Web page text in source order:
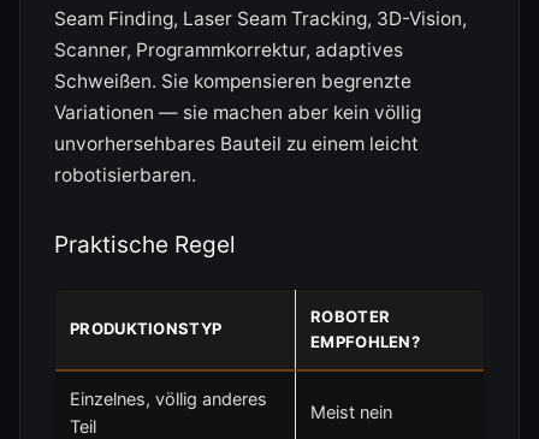
Seam Finding, Laser Seam Tracking, 3D-Vision,
Scanner, Programmkorrektur, adaptives
Schweißen. Sie kompensieren begrenzte
Variationen — sie machen aber kein völlig
unvorhersehbares Bauteil zu einem leicht
robotisierbaren.
Praktische Regel
PRODUKTIONSTYP
ROBOTER
EMPFOHLEN?
Einzelnes, völlig anderes
Teil
Meist nein